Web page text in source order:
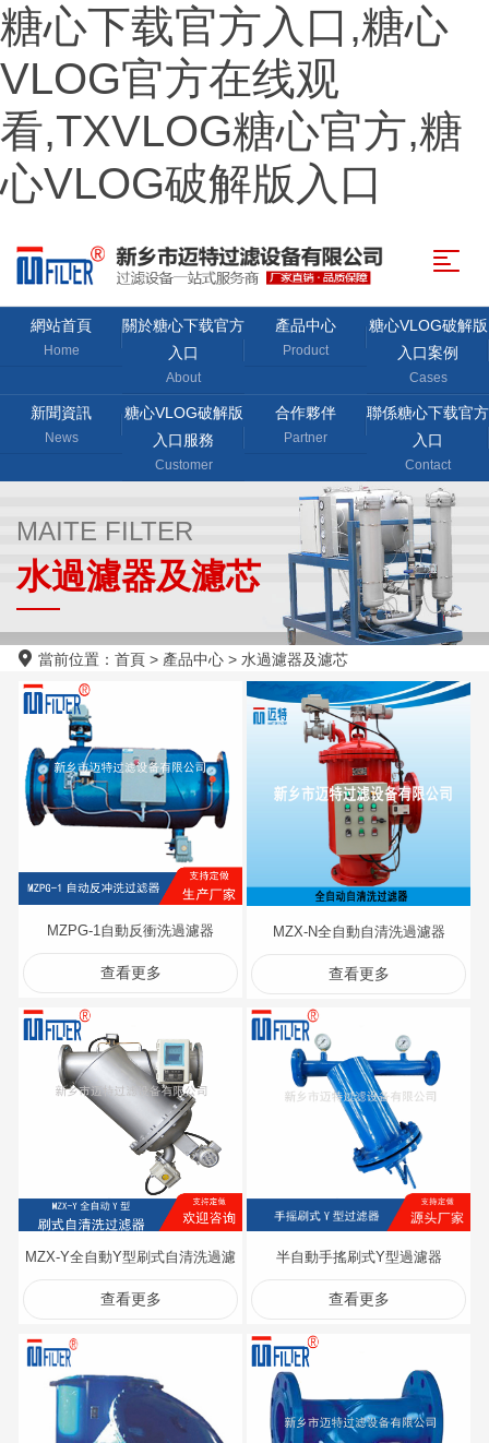
糖心下载官方入口,糖心
VLOG官方在线观
看,TXVLOG糖心官方,糖
心VLOG破解版入口
網站首頁
Home
關於糖心下载官方
入口
About
產品中心
Product
糖心VLOG破解版
入口案例
Cases
新聞資訊
News
糖心VLOG破解版
入口服務
Customer
合作夥伴
Partner
聯係糖心下载官方
入口
Contact
MAITE FILTER
水過濾器及濾芯
當前位置： 首頁 > 產品中心 > 水過濾器及濾芯
MZPG-1自動反衝洗過濾器
查看更多
MZX-N全自動自清洗過濾器
查看更多
MZX-Y全自動Y型刷式自清洗過濾
器
查看更多
半自動手搖刷式Y型過濾器
查看更多